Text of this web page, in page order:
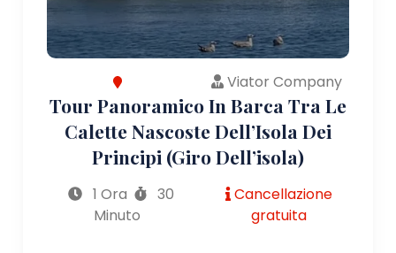
Viator Company
Tour Panoramico In Barca Tra Le
Calette Nascoste Dell’Isola Dei
Principi (giro Dell’isola)
1 Ora
30
Minuto
Cancellazione
gratuita